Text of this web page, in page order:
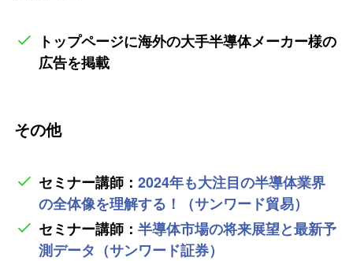
トップページに海外の大手半導体メーカー様の
広告を掲載
その他
セミナー講師：2024年も大注目の半導体業界
の全体像を理解する！（サンワード貿易）
セミナー講師：半導体市場の将来展望と最新予
測データ（サンワード証券）